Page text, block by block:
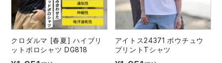
クロダルマ [春夏] ハイブリ
ットポロシャツ DG818
アイトス24371 ボウチュウ
プリントTシャツ